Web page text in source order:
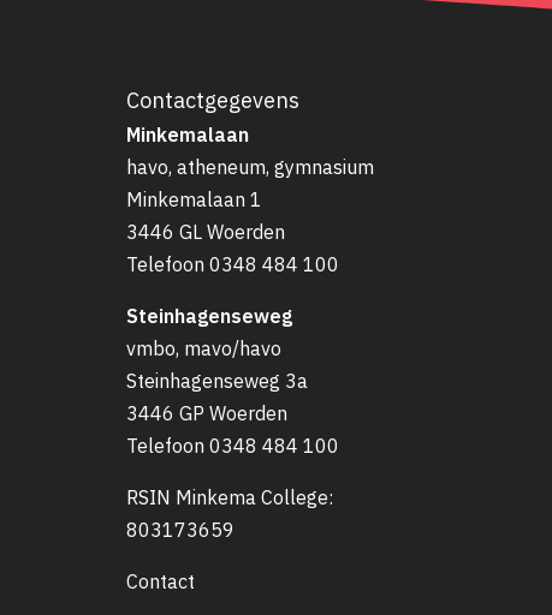
Contactgegevens
Minkemalaan
havo, atheneum, gymnasium
Minkemalaan 1
3446 GL Woerden
Telefoon 0348 484 100
Steinhagenseweg
vmbo, mavo/havo
Steinhagenseweg 3a
3446 GP Woerden
Telefoon 0348 484 100
RSIN Minkema College:
803173659
Contact